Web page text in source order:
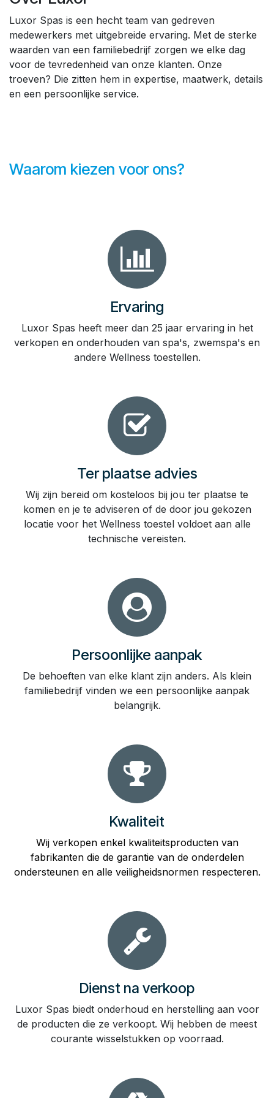
Luxor Spas is een hecht team van gedreven
medewerkers met uitgebreide ervaring. Met de sterke
waarden van een familiebedrijf zorgen we elke dag
voor de tevredenheid van onze klanten. Onze
troeven? Die zitten hem in expertise, maatwerk, details
en een persoonlijke service.
Waarom kiezen voor ons?
Ervaring
Luxor Spas heeft meer dan 25 jaar ervaring in het
verkopen en onderhouden van spa's, zwemspa's en
andere Wellness toestellen.
Ter plaatse advies
Wij zijn bereid om kosteloos bij jou ter plaatse te
komen en je te adviseren of de door jou gekozen
locatie voor het Wellness toestel voldoet aan alle
technische vereisten.
Persoonlijke aanpak
De behoeften van elke klant zijn anders. Als klein
familiebedrijf vinden we een persoonlijke aanpak
belangrijk.
Kwaliteit
Wij verkopen enkel kwaliteitsproducten van
fabrikanten die de garantie van de onderdelen
ondersteunen en alle veiligheidsnormen respecteren.
Dienst na verkoop
Luxor Spas biedt onderhoud en herstelling aan voor
de producten die ze verkoopt. Wij hebben de meest
courante wisselstukken op voorraad.